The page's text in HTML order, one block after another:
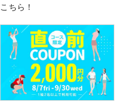
こちら！